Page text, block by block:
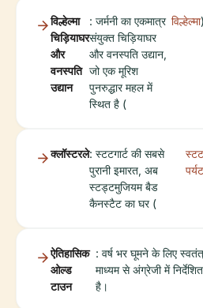
विल्हेल्मा
चिड़ियाघर
और
वनस्पति
उद्यान
: जर्मनी का एकमात्र
संयुक्त चिड़ियाघर
और वनस्पति उद्यान,
जो एक मूरिश
पुनरुद्धार महल में
स्थित है (
विल्हेल्मा
क्लॉस्टरले: स्टटगार्ट की सबसे
पुरानी इमारत, अब
स्टड्टमुजियम बैड
कैनस्टैट का घर (
ऐतिहासिक
ओल्ड
टाउन
: वर्ष भर घूमने के लिए
माध्यम से अंग्रेजी में
है।